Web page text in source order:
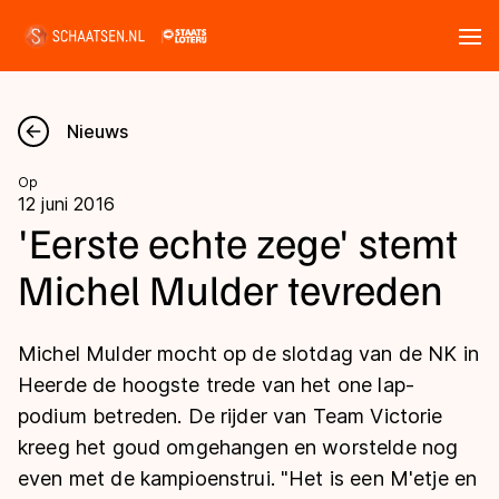
Nieuws
Kalender
Disciplines
Langebaan
Shorttrack
Inlineskaten
Uitslagen
Langebaan
Shorttrack
Marathon
Tijden & historie
Ranglijsten Langebaan
Nieuws
Op
12 juni 2016
'Eerste echte zege' stemt
Michel Mulder tevreden
Michel Mulder mocht op de slotdag van de NK in
Heerde de hoogste trede van het one lap-
podium betreden. De rijder van Team Victorie
kreeg het goud omgehangen en worstelde nog
even met de kampioenstrui. "Het is een M'etje en